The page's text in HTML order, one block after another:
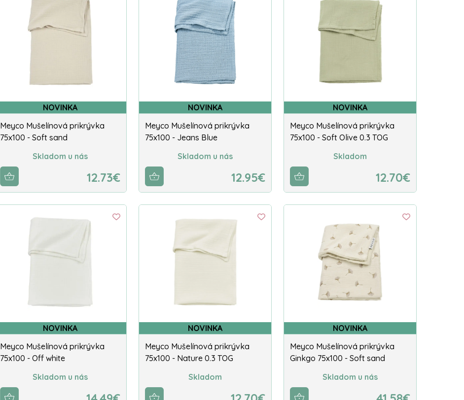
NOVINKA
Meyco Mušelínová prikrývka
75x100 - Soft sand
Skladom u nás
12.73€
NOVINKA
Meyco Mušelínová prikrývka
75x100 - Jeans Blue
Skladom u nás
12.95€
NOVINKA
Meyco Mušelínová prikrývka
75x100 - Soft Olive 0.3 TOG
Skladom
12.70€
NOVINKA
Meyco Mušelínová prikrývka
75x100 - Off white
Skladom u nás
NOVINKA
Meyco Mušelínová prikrývka
75x100 - Nature 0.3 TOG
Skladom
NOVINKA
Meyco Mušelínová prikrývka
Ginkgo 75x100 - Soft sand
Skladom u nás